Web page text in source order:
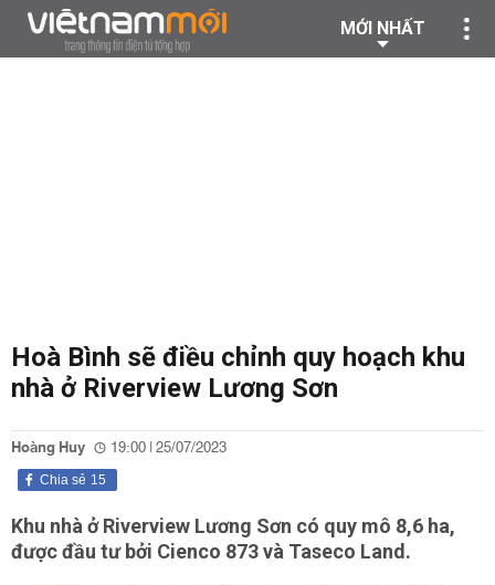
MỚI NHẤT
Hoà Bình sẽ điều chỉnh quy hoạch khu
nhà ở Riverview Lương Sơn
Hoàng Huy 19:00 | 25/07/2023
15
Chia sẻ
Khu nhà ở Riverview Lương Sơn có quy mô 8,6 ha,
được đầu tư bởi Cienco 873 và Taseco Land.